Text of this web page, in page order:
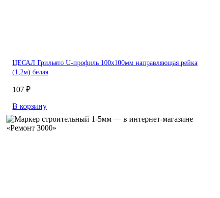
ЦЕСАЛ Грильято U-профиль 100х100мм направляющая рейка
(1,2м) белая
107 ₽
В корзину